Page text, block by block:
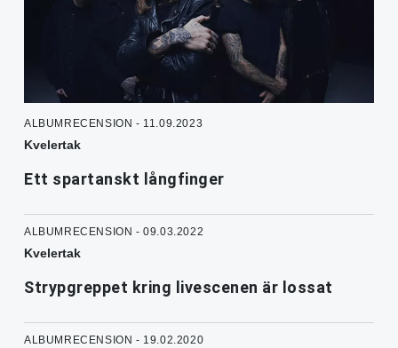
ALBUMRECENSION - 11.09.2023
Kvelertak
Ett spartanskt långfinger
ALBUMRECENSION - 09.03.2022
Kvelertak
Strypgreppet kring livescenen är lossat
ALBUMRECENSION - 19.02.2020